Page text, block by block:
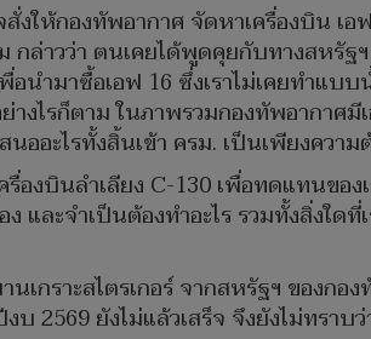
งให้กองทัพอากาศ จัดหาเครื่องบิน เ
ล่าวว่า ตนเคยได้พูดคุยกับทางสหรัฐฯ
อนำมาซื้อเอฟ 16 ซึ่งเราไม่เคยทำแ
างไรก็ตาม ในภาพรวมกองทัพอากา
นออะไรทั้งสิ้นเข้า ครม. เป็นเพียงควา
องบินลำเลียง C-130 เพื่อทดแทนขอ
ง และจำเป็นต้องทำอะไร รวมทั้งสิ่งใ
เกราะสไตรเกอร์ จากสหรัฐฯ ของก
บ 2569 ยังไม่แล้วเสร็จ จึงยังไม่ทรา